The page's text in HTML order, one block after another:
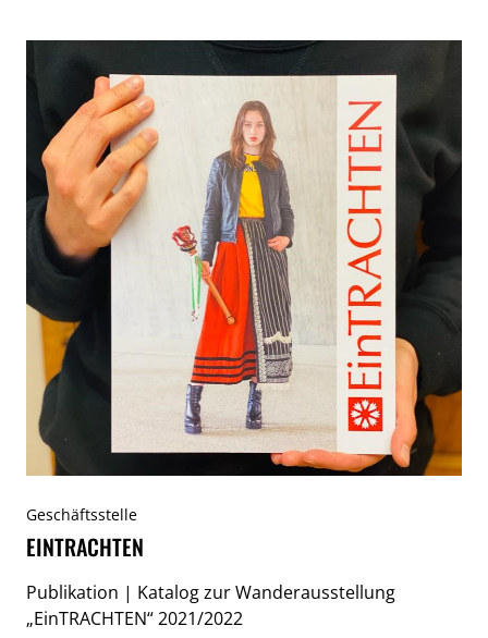
Geschäftsstelle
EINTRACHTEN
Publikation | Katalog zur Wanderausstellung
„EinTRACHTEN“ 2021/2022